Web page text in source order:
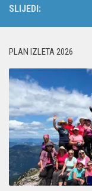
SLIJEDI:
PLAN IZLETA 2026